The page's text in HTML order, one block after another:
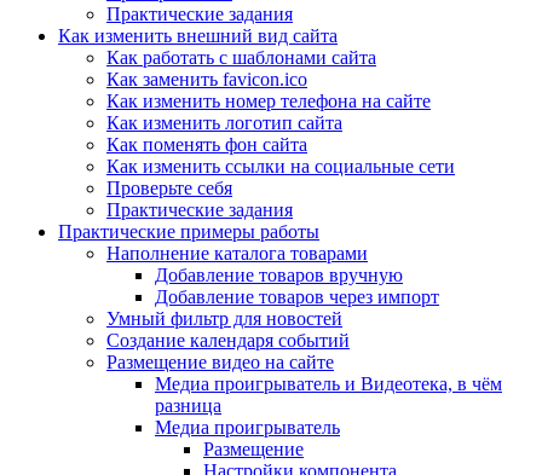
Практические задания
Как изменить внешний вид сайта
Как работать с шаблонами сайта
Как заменить favicon.ico
Как изменить номер телефона на сайте
Как изменить логотип сайта
Как поменять фон сайта
Как изменить ссылки на социальные сети
Проверьте себя
Практические задания
Практические примеры работы
Наполнение каталога товарами
Добавление товаров вручную
Добавление товаров через импорт
Умный фильтр для новостей
Создание календаря событий
Размещение видео на сайте
Медиа проигрыватель и Видеотека, в чём
разница
Медиа проигрыватель
Размещение
Настройки компонента